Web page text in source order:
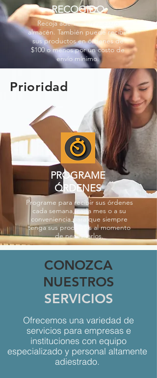
RECOGIDO
Recoja además en nuestro
almacén. También puede recibir
sus productos en órdenes de
$100 o menos por un costo de
envío mínimo.
Prioridad
PROGRAME
ÓRDENES
Programe para recibir sus órdenes
cada semana, cada mes o a su
conveniencia para que siempre
tenga sus productos al momento
de necesitarlos.
CONOZCA
NUESTROS
SERVICIOS
Ofrecemos una variedad de
servicios para empresas e
instituciones con equipo
especializado y personal altamente
adiestrado.